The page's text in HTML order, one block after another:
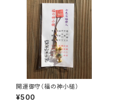
開運御守（福の神小槌）
¥500